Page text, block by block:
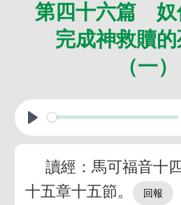
第四十六篇 奴
完成神救贖
（一）
讀經：馬可福音十
十五章十五節。